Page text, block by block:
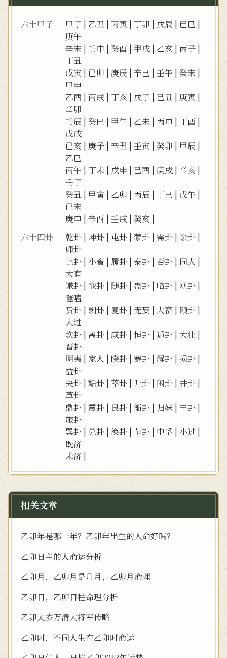
六十甲子 甲子 | 乙丑 |丙寅 | 丁卯 | 戊辰 | 已巳 |
庚午
辛未 |壬申 |癸酉 | 甲戌 | 乙亥 |丙子 |
丁丑
戊寅 | 已卯 | 庚辰 |辛巳 |壬午 |癸未 |
甲申
乙酉 |丙戌 | 丁亥 | 戊子 | 已丑 | 庚寅 |
辛卯
壬辰 |癸巳 | 甲午 | 乙未 |丙申 | 丁酉 |
戊戌
已亥 | 庚子 |辛丑 |壬寅 |癸卯 | 甲辰 |
乙巳
丙午 | 丁未 | 戊申 | 已酉 | 庚戌 |辛亥 |
壬子
癸丑 | 甲寅 | 乙卯 |丙辰 | 丁巳 | 戊午 |
已未
庚申 |辛酉 |壬戌 |癸亥 |
六十四卦
乾卦 | 坤卦 | 屯卦 |蒙卦 |需卦 | 讼卦 |
师卦
比卦 | 小畜 | 履卦 |泰卦 | 否卦 | 同人 |
大有
谦卦 |豫卦 | 随卦 | 蛊卦 | 临卦 |观卦 |
噬嗑
贲卦 | 剥卦 | 复卦 | 无妄 |大畜 | 颐卦 |
大过
坎卦 |离卦 | 咸卦 |恒卦 |遁卦 |大壮 |
晋卦
明夷 |家人 |睽卦 | 蹇卦 |解卦 |损卦 |
益卦
夬卦 |姤卦 | 萃卦 |升卦 | 困卦 |井卦 |
革卦
鼎卦 |震卦 | 艮卦 |渐卦 | 归妹 |丰卦 |
旅卦
巽卦 | 兑卦 |涣卦 |节卦 | 中孚 | 小过 |
既济
未济 |
相关文章
乙卯年是哪一年？乙卯年出生的人命好吗？
乙卯日主的人命运分析
乙卯月，乙卯月是几月，乙卯月命理
乙卯日，乙卯日柱命理分析
乙卯太岁万清大将军传略
乙卯时，不同人生在乙卯时命运